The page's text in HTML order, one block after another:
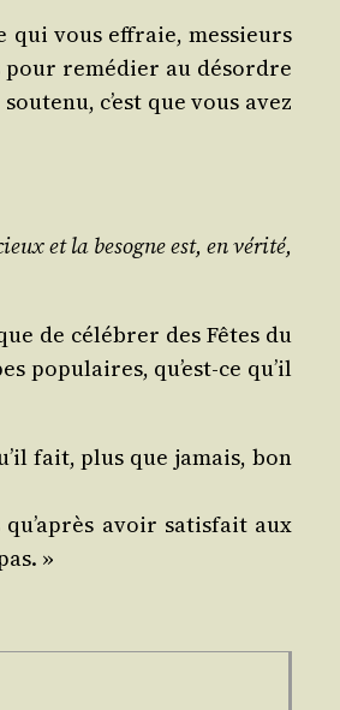
qui vous effraie, mes­sieurs
pour remé­dier au désordre
c’est que vous avez
et la besogne est, en véri­té,
de célé­brer des Fêtes du
popu­laires, qu’est-ce qu’il
fait, plus que jamais, bon
avoir satis­fait aux
»